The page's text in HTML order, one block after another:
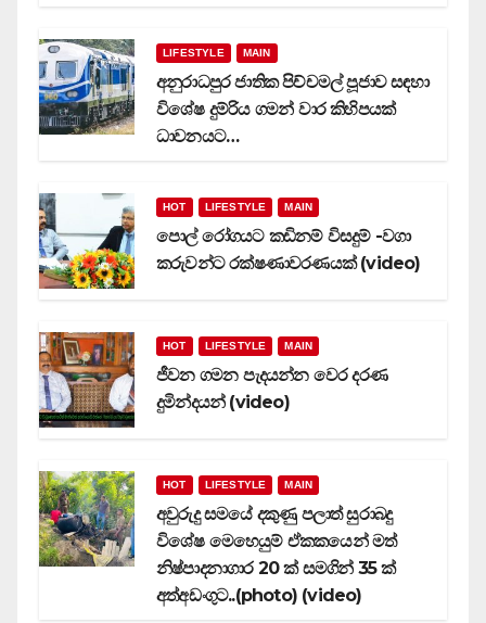
LIFESTYLE MAIN
අනුරාධපුර ජාතික පිච්චමල් පූජාව සඳහා
විශේෂ දුම්රිය ගමන් වාර කිහිපයක්
ධාවනයට…
HOT LIFESTYLE MAIN
පොල් රෝගයට කඩිනම් විසදුම් -වගා
කරුවන්ට රක්ෂණාවරණයක් (video)
HOT LIFESTYLE MAIN
ජීවන ගමන පැදයන්න වෙර දරණ
දුමින්දයන් (video)
HOT LIFESTYLE MAIN
අවුරුදු සමයේ දකුණු පලාත් සුරාබදු
විශේෂ මෙහෙයුම් ඒකකයෙන් මත්
නිෂ්පාදනාගාර 20 ක් සමගින් 35 ක්
අත්අඩංගුට..(photo) (video)